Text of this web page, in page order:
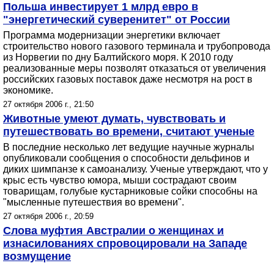
Польша инвестирует 1 млрд евро в
"энергетический суверенитет" от России
Программа модернизации энергетики включает
строительство нового газового терминала и трубопровода
из Норвегии по дну Балтийского моря. К 2010 году
реализованные меры позволят отказаться от увеличения
российских газовых поставок даже несмотря на рост в
экономике.
27 октября 2006 г., 21:50
Животные умеют думать, чувствовать и
путешествовать во времени, считают ученые
В последние несколько лет ведущие научные журналы
опубликовали сообщения о способности дельфинов и
диких шимпанзе к самоанализу. Ученые утверждают, что у
крыс есть чувство юмора, мыши сострадают своим
товарищам, голубые кустарниковые сойки способны на
"мысленные путешествия во времени".
27 октября 2006 г., 20:59
Слова муфтия Австралии о женщинах и
изнасилованиях спровоцировали на Западе
возмущение